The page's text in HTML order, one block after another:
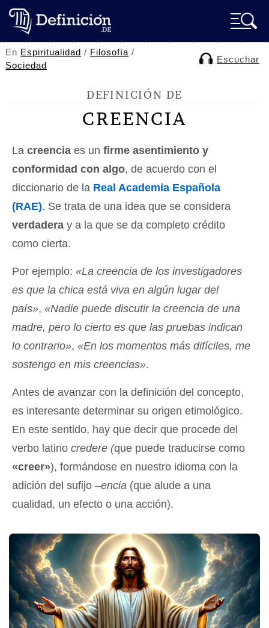
En Espiritualidad / Filosofía /
Sociedad
Escuchar
DEFINICIÓN DE
CREENCIA
La creencia es un firme asentimiento y
conformidad con algo, de acuerdo con el
diccionario de la Real Academia Española
(RAE). Se trata de una idea que se considera
verdadera y a la que se da completo crédito
como cierta.
Por ejemplo: «La creencia de los investigadores
es que la chica está viva en algún lugar del
país», «Nadie puede discutir la creencia de una
madre, pero lo cierto es que las pruebas indican
lo contrario», «En los momentos más difíciles, me
sostengo en mis creencias».
Antes de avanzar con la definición del concepto,
es interesante determinar su origen etimológico.
En este sentido, hay que decir que procede del
verbo latino credere (que puede traducirse como
«creer»), formándose en nuestro idioma con la
adición del sufijo –encia (que alude a una
cualidad, un efecto o una acción).